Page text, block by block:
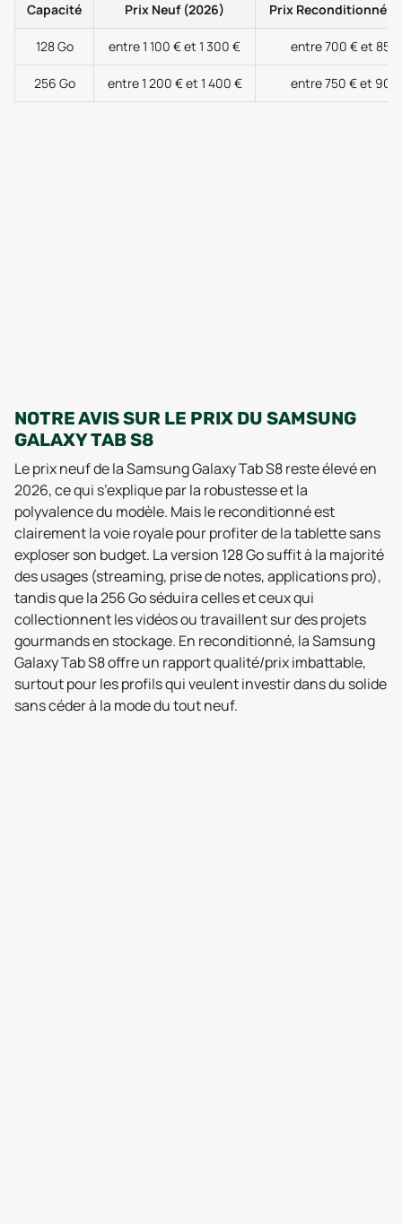
Capacité Prix Neuf (2026) Prix Reconditionné
128 Go entre 1 100 € et 1 300 € entre 700 € et 850
256 Go entre 1 200 € et 1 400 € entre 750 € et 900
NOTRE AVIS SUR LE PRIX DU SAMSUNG
GALAXY TAB S8
Le prix neuf de la Samsung Galaxy Tab S8 reste élevé en
2026, ce qui s’explique par la robustesse et la
polyvalence du modèle. Mais le reconditionné est
clairement la voie royale pour profiter de la tablette sans
exploser son budget. La version 128 Go suffit à la majorité
des usages (streaming, prise de notes, applications pro),
tandis que la 256 Go séduira celles et ceux qui
collectionnent les vidéos ou travaillent sur des projets
gourmands en stockage. En reconditionné, la Samsung
Galaxy Tab S8 offre un rapport qualité/prix imbattable,
surtout pour les profils qui veulent investir dans du solide
sans céder à la mode du tout neuf.